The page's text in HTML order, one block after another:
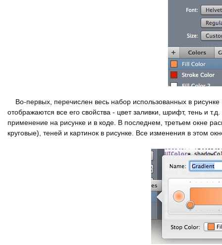
Во-первых, перечислен весь набор использованных в
отображаются все его свойства - цвет заливки, шрифт, тень и
применение на рисунке и в коде. В последнем, третьем окне
круговые), теней и картинок в рисунке. Все изменения в этом